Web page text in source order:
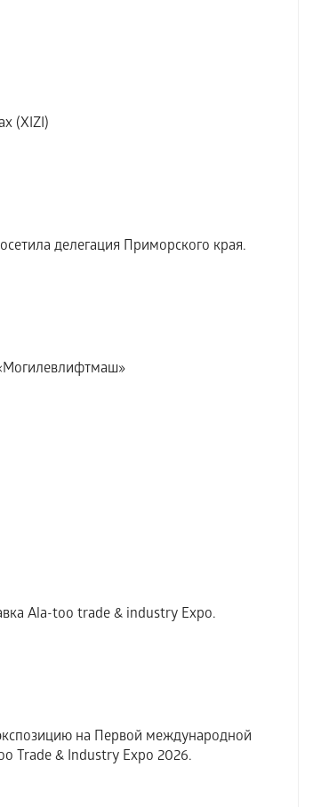
(XIZI)
делегация Приморского края.
Аla-too trade & industry Expo.
на Первой международной
Trade & Industry Expo 2026.